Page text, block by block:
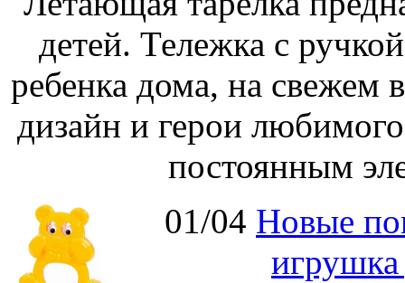
детей. Тележка с
ребенка дома, на свежем
дизайн и герои
постоянным
01/04 Новые